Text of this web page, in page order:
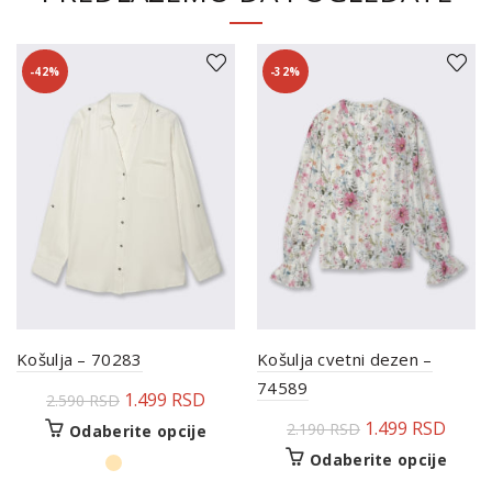
-42%
Košulja – 70283
2.590RSD 1.499 RSD
Odaberite opcije
-32%
Košulja cvetni dezen –
74589
2.190RSD 1.499 RSD
Odaberite opcije